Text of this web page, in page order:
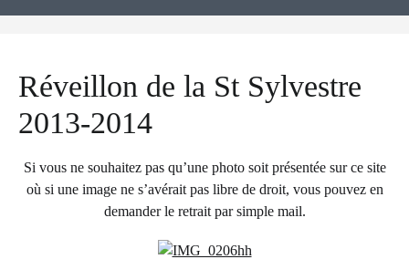
Réveillon de la St Sylvestre
2013-2014
Si vous ne souhaitez pas qu’une photo soit présentée sur ce site
où si une image ne s’avérait pas libre de droit, vous pouvez en
demander le retrait par simple mail.